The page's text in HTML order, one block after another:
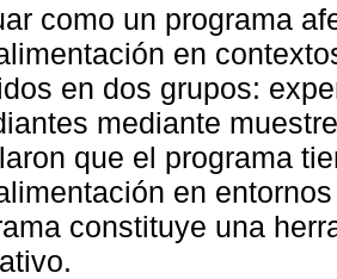
como un programa
en
en dos grupos:
mediante
que el programa
en
constituye una